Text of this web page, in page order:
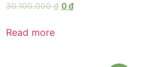
30.100.000₫ 0₫
Read more